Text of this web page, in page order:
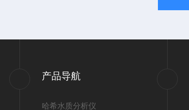
产品导航
哈希水质分析仪